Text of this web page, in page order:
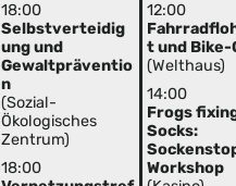
18:00
Selbstverteidig
ung und
Gewaltpräventio
n
(Sozial-
Ökologisches
Zentrum)
18:00
12:00
t und Bike-
(Welthaus)
14:00
Frogs
Socks:
Workshop